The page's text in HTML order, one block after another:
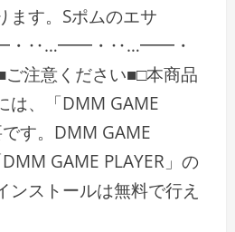
ます。Sポムのエサ
‥…━━・‥…━━・
意ください■□本商品
は、「DMM GAME
す。DMM GAME
GAME PLAYER」の
ンストールは無料で行え